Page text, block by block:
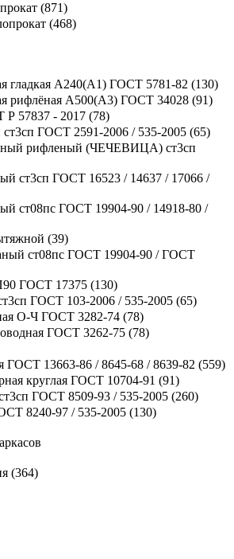
(871)
(468)
гладкая А240(А1) ГОСТ 5781-82 (130)
рифлёная А500(А3) ГОСТ 34028 (91)
Р 57837 - 2017 (78)
ст3сп ГОСТ 2591-2006 / 535-2005 (65)
рифленый (ЧЕЧЕВИЦА) ст3сп
ст3сп ГОСТ 16523 / 14637 / 17066 /
ст08пс ГОСТ 19904-90 / 14918-80 /
(39)
ст08пс ГОСТ 19904-90 / ГОСТ
ГОСТ 17375 (130)
ГОСТ 103-2006 / 535-2005 (65)
О-Ч ГОСТ 3282-74 (78)
ГОСТ 3262-75 (78)
ГОСТ 13663-86 / 8645-68 / 8639-82 (559)
круглая ГОСТ 10704-91 (91)
ГОСТ 8509-93 / 535-2005 (260)
8240-97 / 535-2005 (130)
(364)